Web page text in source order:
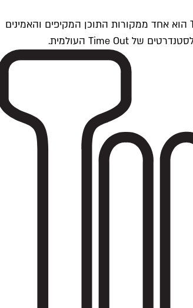
Time Outתל אביב הוא חלק מרשת Time Out Global — רשת מדיה בינלאומית הפועלת ב-360 ערים מרכזיות וב-60 מדינות ברחבי העולם. Time Out הוא אחד ממקורות התוכן המקיפים והאמינים